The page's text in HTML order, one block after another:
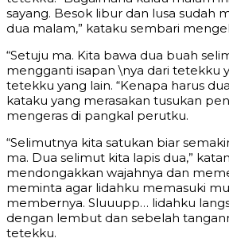
sayang. Besok libur dan lusa sudah
dua malam,” kataku sembari
“Setuju ma. Kita bawa dua buah
mengganti isapan \nya dari tetekku
tetekku yang lain. “Kenapa harus dua
kataku yang merasakan tusukan
mengeras di pangkal perutku.
“Selimutnya kita satukan biar
ma. Dua selimut kita lapis dua,”
mendongakkan wajahnya dan
meminta agar lidahku memasuki
membernya. Sluuupp… lidahku
dengan lembut dan sebelah
tetekku.